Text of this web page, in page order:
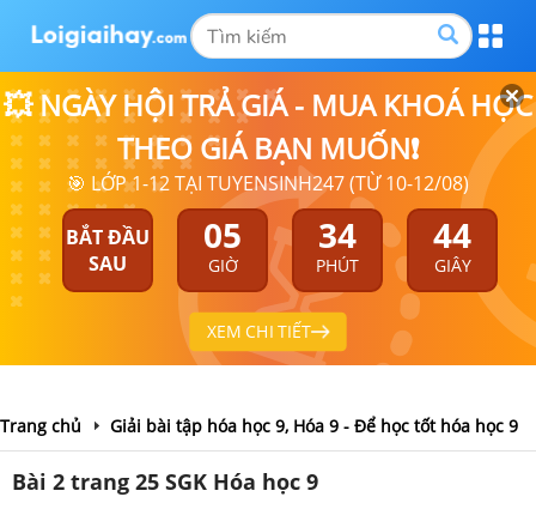
💥 NGÀY HỘI TRẢ GIÁ - MUA KHOÁ HỌC
THEO GIÁ BẠN MUỐN❗
🎯 LỚP 1-12 TẠI TUYENSINH247 (TỪ 10-12/08)
BẮT ĐẦU
SAU
05
GIỜ
34
PHÚT
44
GIÂY
XEM CHI TIẾT
Trang chủ Giải bài tập hóa học 9, Hóa 9 - Để học tốt hóa học 9
Bài 2 trang 25 SGK Hóa học 9